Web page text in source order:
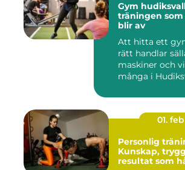
Gym hudiksvall så hittar
träningen
blir av
Att hitta ett
rätt handlar
maskiner och
många i
01. feb
Personlig
Kunskap,
resultat som